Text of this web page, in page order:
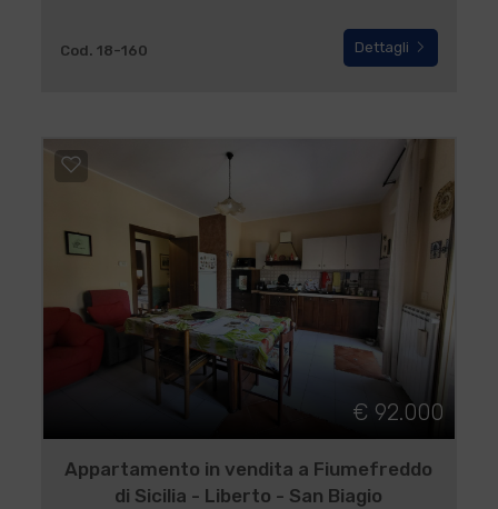
Cod. 18-160 Dettagli
€ 92.000
Appartamento in vendita a Fiumefreddo
di Sicilia - Liberto - San Biagio